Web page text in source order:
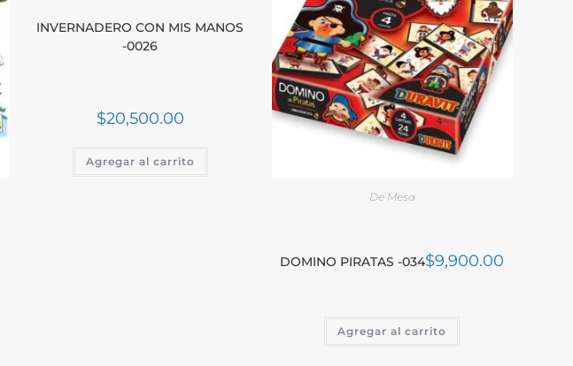
INVERNADERO CON MIS MANOS
-0026
$20,500.00
Agregar al carrito
De Mesa
DOMINO PIRATAS -034$9,900.00
Agregar al carrito